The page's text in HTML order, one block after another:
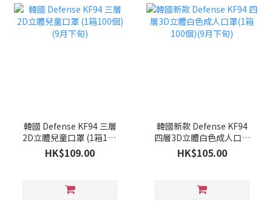
韓國 Defense KF94 三層
2D立體兒童口罩 (1箱100
個)(9月下旬)
HK$109.00
韓國新款 Defense KF94
四層3D立體白色成人口罩
(1箱100個)(9月下旬)
HK$105.00